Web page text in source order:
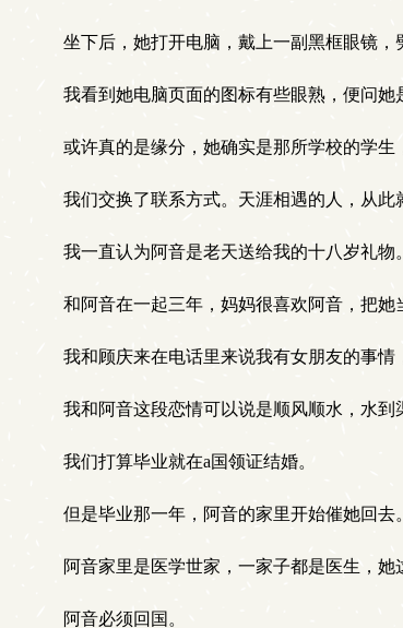
坐下后，她打开电脑，戴上一副黑框眼镜，
我看到她电脑页面的图标有些眼熟，便问她
或许真的是缘分，她确实是那所学校的学生
我们交换了联系方式。天涯相遇的人，从此
我一直认为阿音是老天送给我的十八岁礼物。
和阿音在一起三年，妈妈很喜欢阿音，把她
我和顾庆来在电话里来说我有女朋友的事情
我和阿音这段恋情可以说是顺风顺水，水到
我们打算毕业就在a国领证结婚。
但是毕业那一年，阿音的家里开始催她回去。
阿音家里是医学世家，一家子都是医生，她
阿音必须回国。